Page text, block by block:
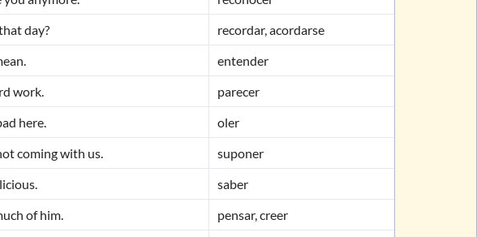
day?
recordar, acordarse
entender
work.
parecer
here.
oler
coming with us.
suponer
saber
of him.
pensar, creer